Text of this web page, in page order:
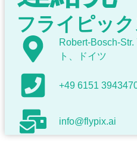
フライピッ
Robert-Bosch-
ト、ドイツ
+49 6151
info@flypix.ai